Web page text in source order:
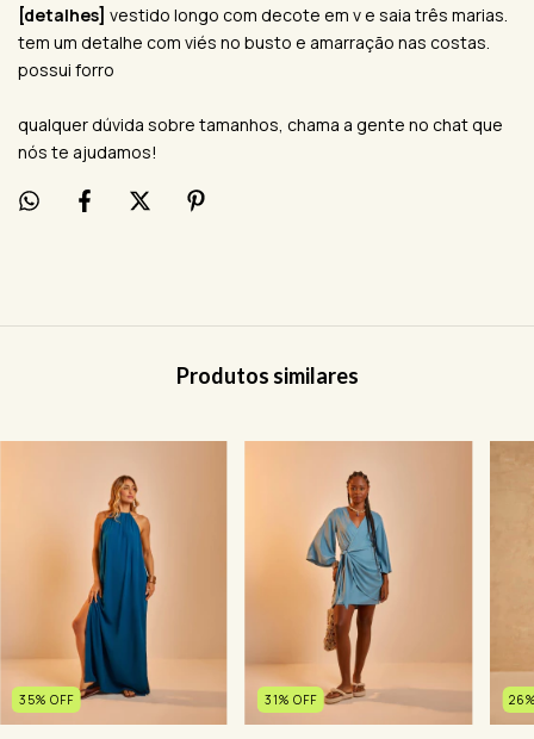
[detalhes] vestido longo com decote em v e saia três marias.
tem um detalhe com viés no busto e amarração nas costas.
possui forro
qualquer dúvida sobre tamanhos, chama a gente no chat que
nós te ajudamos!
Produtos similares
35% OFF 31% OFF 26